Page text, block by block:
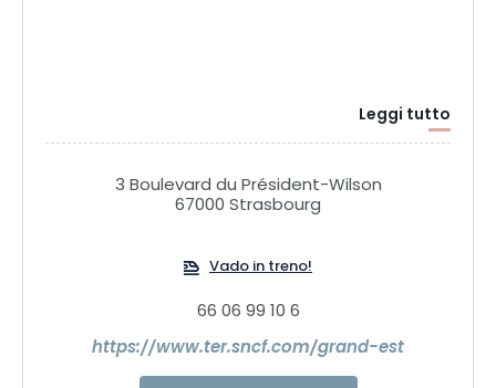
Leggi tutto
3 Boulevard du Président-Wilson
67000 Strasbourg
Vado in treno!
66 06 99 10 6
https://www.ter.sncf.com/grand-est